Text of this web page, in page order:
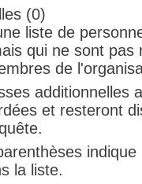
(0)
liste de
qui ne sont
de
additionnelles
et resteront
la liste.